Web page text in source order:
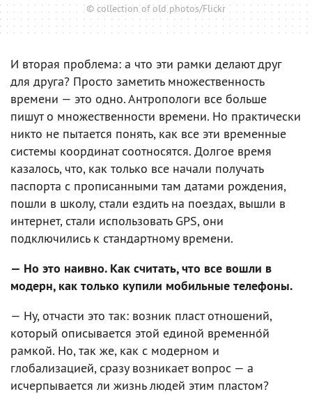
© collection of old photos/Flickr
И вторая проблема: а что эти рамки делают друг
для друга? Просто заметить множественность
времени — это одно. Антропологи все больше
пишут о множественности времени. Но практически
никто не пытается понять, как все эти временные
системы координат соотносятся. Долгое время
казалось, что, как только все начали получать
паспорта с прописанными там датами рождения,
пошли в школу, стали ездить на поездах, вышли в
интернет, стали использовать GPS, они
подключились к стандартному времени.
— Но это наивно. Как считать, что все вошли в
модерн, как только купили мобильные телефоны.
— Ну, отчасти это так: возник пласт отношений,
который описывается этой единой временно́й
рамкой. Но, так же, как с модерном и
глобализацией, сразу возникает вопрос — а
исчерпывается ли жизнь людей этим пластом?